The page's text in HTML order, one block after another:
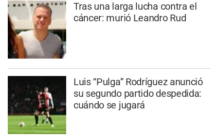
Tras una larga lucha contra el
cáncer: murió Leandro Rud
Luis “Pulga” Rodríguez anunció
su segundo partido despedida:
cuándo se jugará